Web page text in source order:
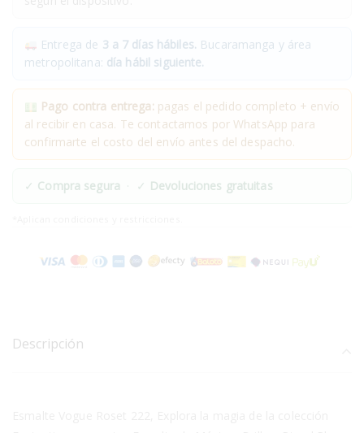
Entrega de 3 a 7 días hábiles. Bucaramanga y área
metropolitana: día hábil siguiente.
Pago contra entrega: pagas el pedido completo + envío
al recibir en casa. Te contactamos por WhatsApp para
confirmarte el costo del envío antes del despacho.
✓ Compra segura · ✓ Devoluciones gratuitas
Descripción